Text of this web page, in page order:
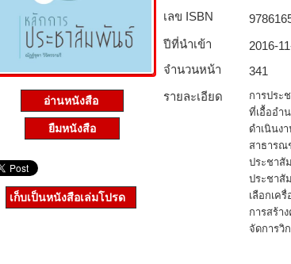
อ่านหนังสือ
ยืมหนังสือ
เลข ISBN
ปีที่นำเข้า
2016-
จำนวนหน้า
341
รายละเอียด
การประ
ที่เอื้ออำ
ดำเนินง
สาธารณ
ประชาสั
ประชาสั
เลือกเค
การสร้า
จัดการวิ
เก็บเป็นหนังสือเล่มโปรด